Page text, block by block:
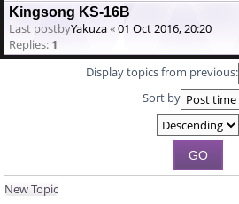
Kingsong KS-16B
Last postbyYakuza«01 Oct 2016, 20:20
Replies: 1
Display topics from previous:
Sort by
New Topic